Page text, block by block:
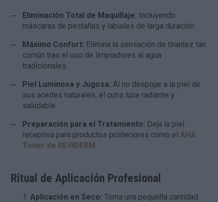
Eliminación Total de Maquillaje: Incluyendo
máscaras de pestañas y labiales de larga duración.
Máximo Confort: Elimina la sensación de tirantez tan
común tras el uso de limpiadores al agua
tradicionales.
Piel Luminosa y Jugosa: Al no despojar a la piel de
sus aceites naturales, el cutis luce radiante y
saludable.
Preparación para el Tratamiento: Deja la piel
receptiva para productos posteriores como elAHA
Toner de REVIDERM.
Ritual de Aplicación Profesional
Aplicación en Seco: Toma una pequeña cantidad